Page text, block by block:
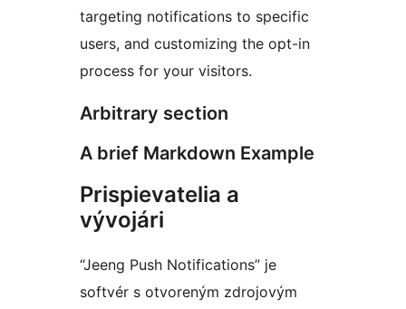
targeting notifications to specific
users, and customizing the opt-in
process for your visitors.
Arbitrary section
A brief Markdown Example
Prispievatelia a
vývojári
“Jeeng Push Notifications” je
softvér s otvoreným zdrojovým